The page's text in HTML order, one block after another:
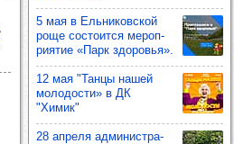
5 мая в Ель­ни­ков­ской
роще сос­то­ится мероп­
ри­ятие «Парк здо­ровья».
12 мая "Танцы нашей
моло­дости» в ДК
"Химик"
28 апреля адми­нис­тра­